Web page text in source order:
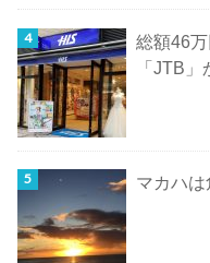
総額46
「JTB」
マカハは